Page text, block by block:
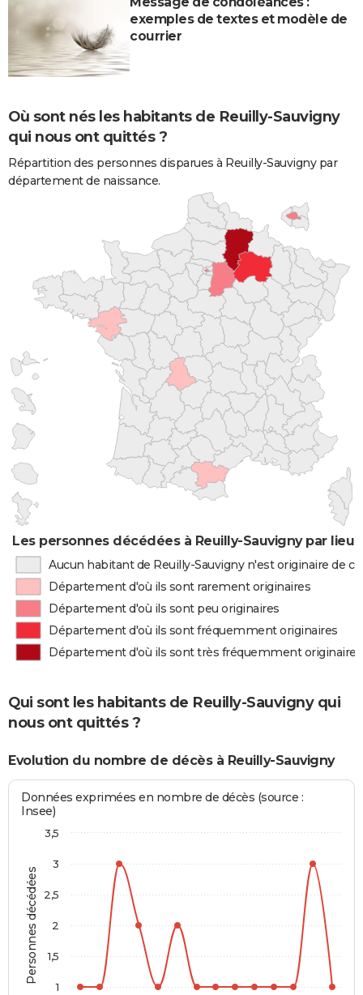
exemples de textes et modèle de
courrier
Où sont nés les habitants de Reuilly-Sauvigny
qui nous ont quittés ?
Répartition des personnes disparues à Reuilly-Sauvigny par
département de naissance.
Les personnes décédées à Reuilly-Sauvigny par lieu
Aucun habitant de Reuilly-Sauvigny n'est originaire de
Département d'où ils sont rarement originaires
Département d'où ils sont peu originaires
Département d'où ils sont fréquemment originaires
Département d'où ils sont très fréquemment originaires
Qui sont les habitants de Reuilly-Sauvigny qui
nous ont quittés ?
Evolution du nombre de décès à Reuilly-Sauvigny
Personnes décédées
Données exprimées en nombre de décès (source :
Insee)
1
1,5
2
2,5
3
3,5